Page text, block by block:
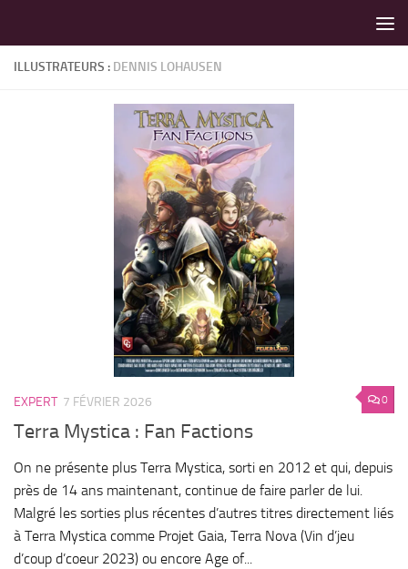
ILLUSTRATEURS : DENNIS LOHAUSEN
0
EXPERT 7 FÉVRIER 2026
Terra Mystica : Fan Factions
On ne présente plus Terra Mystica, sorti en 2012 et qui, depuis
près de 14 ans maintenant, continue de faire parler de lui.
Malgré les sorties plus récentes d’autres titres directement liés
à Terra Mystica comme Projet Gaia, Terra Nova (Vin d’jeu
d’coup d’coeur 2023) ou encore Age of...